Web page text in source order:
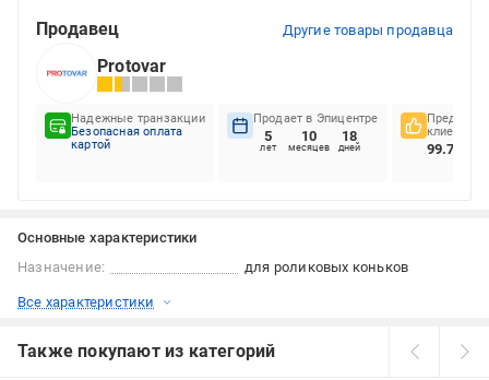
Продавец Другие товары продавца
Protovar
Надежные транзакции
Безопасная оплата
картой
Продает в Эпицентре
5
лет
10
месяцев
18
дней
клиентов
99.77%
Основные характеристики
Назначение:
для роликовых коньков
Все характеристики
Также покупают из категорий